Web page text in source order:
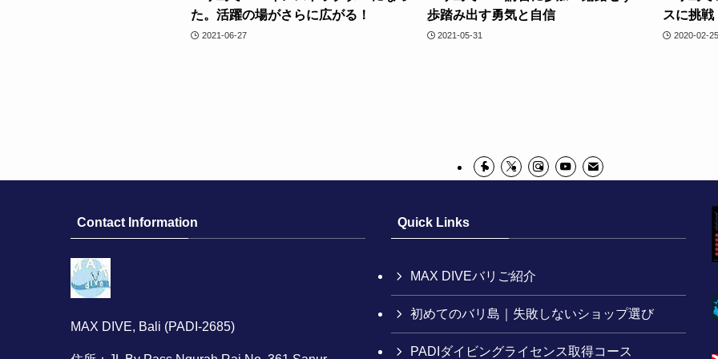
た。活躍の場がさらに広がる！
2021-06-27
歩踏み出す勇気と自信
2021-05-31
スに挑戦
2020-02-
Contact Information
MAX DIVE, Bali (PADI-2685)
Quick Links
MAX DIVEバリご紹介
初めてのバリ島｜失敗しないショップ選び
PADIダイビングライセンス取得コース